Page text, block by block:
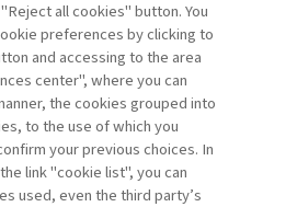
5 6 7 8 Successivo
all cookies" button. You
preferences by clicking to
and accessing to the area
center", where you can
the cookies grouped into
to the use of which you
your previous choices. In
link "cookie list", you can
used, even the third party’s